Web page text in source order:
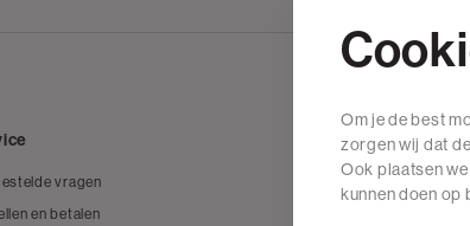
vragen
en betalen
Wij zijn The
Over The Sting
Om je de best
zorgen wij dat
Ook plaatsen
kunnen doen op